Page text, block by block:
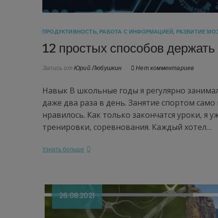
ПРОДУКТИВНОСТЬ,РАБОТА С ИНФОРМАЦИЕЙ, РАЗВИТИЕ
12 простых способов
Запись от Юрий Любушкин Нет комментариев
Навык В школьные годы я регулярно
даже два раза в день. Занятие спортом
нравилось. Как только закончатся уроки, я
тренировки, соревнования. Каждый хотел…
Узнать больше
26.08.2021